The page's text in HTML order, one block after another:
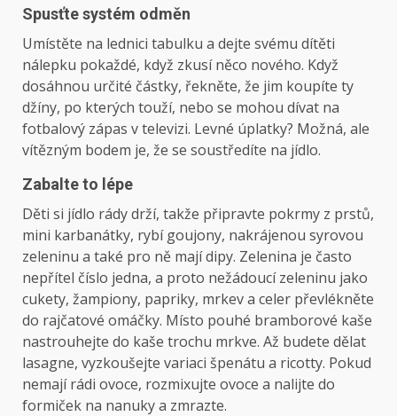
Spusťte systém odměn
Umístěte na lednici tabulku a dejte svému dítěti
nálepku pokaždé, když zkusí něco nového. Když
dosáhnou určité částky, řekněte, že jim koupíte ty
džíny, po kterých touží, nebo se mohou dívat na
fotbalový zápas v televizi. Levné úplatky? Možná, ale
vítězným bodem je, že se soustředíte na jídlo.
Zabalte to lépe
Děti si jídlo rády drží, takže připravte pokrmy z prstů,
mini karbanátky, rybí goujony, nakrájenou syrovou
zeleninu a také pro ně mají dipy. Zelenina je často
nepřítel číslo jedna, a proto nežádoucí zeleninu jako
cukety, žampiony, papriky, mrkev a celer převlékněte
do rajčatové omáčky. Místo pouhé bramborové kaše
nastrouhejte do kaše trochu mrkve. Až budete dělat
lasagne, vyzkoušejte variaci špenátu a ricotty. Pokud
nemají rádi ovoce, rozmixujte ovoce a nalijte do
formiček na nanuky a zmrazte.